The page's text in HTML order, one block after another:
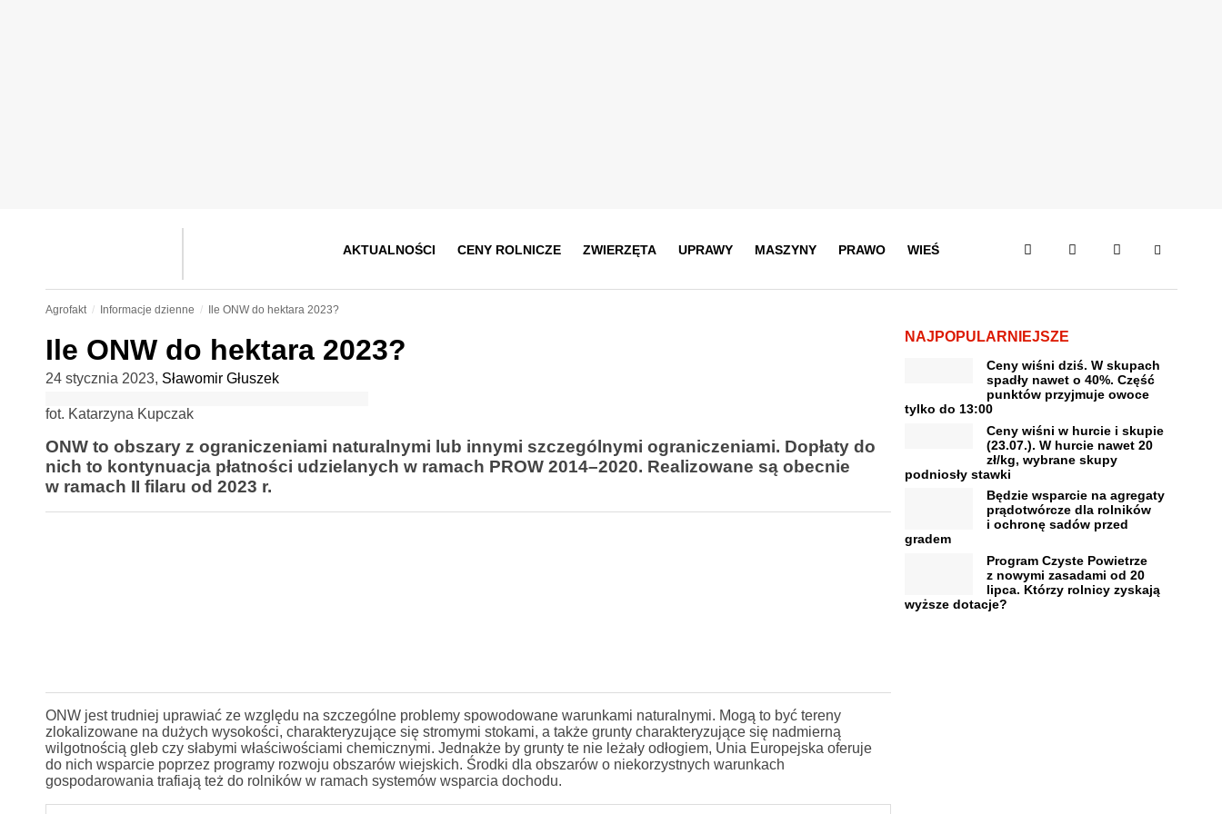
AKTUALNOŚCI CENY ROLNICZE ZWIERZĘTA UPRAWY MASZYNY PRAWO WIEŚ
Agrofakt Informacje dzienne Ile ONW do hektara 2023?
Ile ONW do hektara 2023?
24 stycznia 2023, Sławomir Głuszek
fot. Katarzyna Kupczak
ONW to obszary z ograniczeniami naturalnymi lub innymi szczególnymi ograniczeniami. Dopłaty do
nich to kontynuacja płatności udzielanych w ramach PROW 2014–2020. Realizowane są obecnie
w ramach II filaru od 2023 r.
ONW jest trudniej uprawiać ze względu na szczególne problemy spowodowane warunkami naturalnymi. Mogą to być tereny
zlokalizowane na dużych wysokości, charakteryzujące się stromymi stokami, a także grunty charakteryzujące się nadmierną
wilgotnością gleb czy słabymi właściwościami chemicznymi. Jednakże by grunty te nie leżały odłogiem, Unia Europejska oferuje
do nich wsparcie poprzez programy rozwoju obszarów wiejskich. Środki dla obszarów o niekorzystnych warunkach
gospodarowania trafiają też do rolników w ramach systemów wsparcia dochodu.
NAJPOPULARNIEJSZE
Ceny wiśni dziś. W skupach
spadły nawet o 40%. Część
punktów przyjmuje owoce
tylko do 13:00
Ceny wiśni w hurcie i skupie
(23.07.). W hurcie nawet 20
zł/kg, wybrane skupy
podniosły stawki
Będzie wsparcie na agregaty
prądotwórcze dla rolników
i ochronę sadów przed
gradem
Program Czyste Powietrze
z nowymi zasadami od 20
lipca. Którzy rolnicy zyskają
wyższe dotacje?